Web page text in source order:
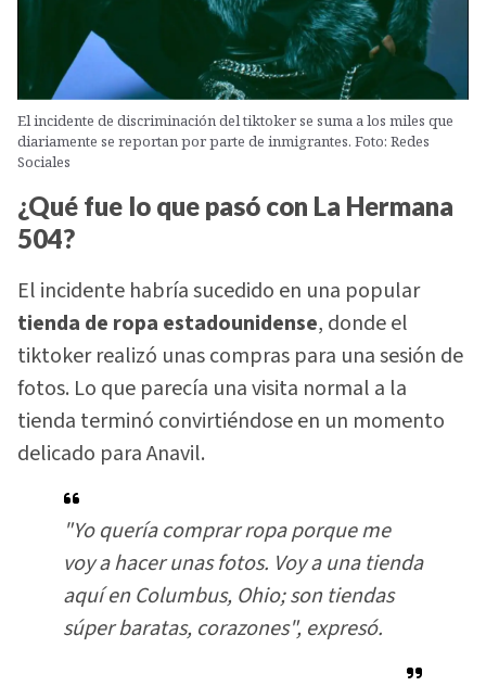
El incidente de discriminación del tiktoker se suma a los miles que
diariamente se reportan por parte de inmigrantes. Foto: Redes
Sociales
¿Qué fue lo que pasó con La Hermana
504?
El incidente habría sucedido en una popular
tienda de ropa estadounidense, donde el
tiktoker realizó unas compras para una sesión de
fotos. Lo que parecía una visita normal a la
tienda terminó convirtiéndose en un momento
delicado para Anavil.
"Yo quería comprar ropa porque me
voy a hacer unas fotos. Voy a una tienda
aquí en Columbus, Ohio; son tiendas
súper baratas, corazones", expresó.